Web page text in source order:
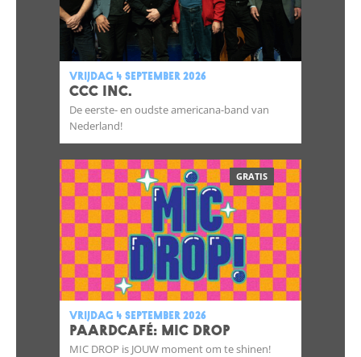
vrijdag 4 september 2026
CCC INC.
De eerste- en oudste americana-band van
Nederland!
GRATIS
vrijdag 4 september 2026
Paardcafé: Mic Drop
MIC DROP is JOUW moment om te shinen!